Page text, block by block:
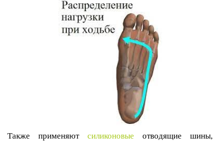
Также применяют силиконовые отводящие шины,